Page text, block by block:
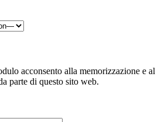
acconsento alla memorizzazione e al
parte di questo sito web.